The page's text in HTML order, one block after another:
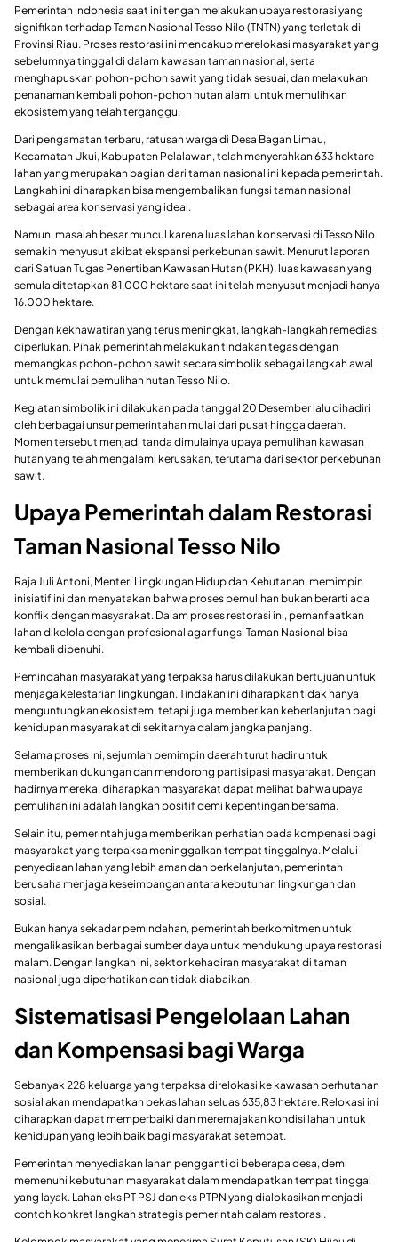
Pemerintah Indonesia saat ini tengah melakukan upaya restorasi yang
signifikan terhadap Taman Nasional Tesso Nilo (TNTN) yang terletak di
Provinsi Riau. Proses restorasi ini mencakup merelokasi masyarakat yang
sebelumnya tinggal di dalam kawasan taman nasional, serta
menghapuskan pohon-pohon sawit yang tidak sesuai, dan melakukan
penanaman kembali pohon-pohon hutan alami untuk memulihkan
ekosistem yang telah terganggu.
Dari pengamatan terbaru, ratusan warga di Desa Bagan Limau,
Kecamatan Ukui, Kabupaten Pelalawan, telah menyerahkan 633 hektare
lahan yang merupakan bagian dari taman nasional ini kepada pemerintah.
Langkah ini diharapkan bisa mengembalikan fungsi taman nasional
sebagai area konservasi yang ideal.
Namun, masalah besar muncul karena luas lahan konservasi di Tesso Nilo
semakin menyusut akibat ekspansi perkebunan sawit. Menurut laporan
dari Satuan Tugas Penertiban Kawasan Hutan (PKH), luas kawasan yang
semula ditetapkan 81.000 hektare saat ini telah menyusut menjadi hanya
16.000 hektare.
Dengan kekhawatiran yang terus meningkat, langkah-langkah remediasi
diperlukan. Pihak pemerintah melakukan tindakan tegas dengan
memangkas pohon-pohon sawit secara simbolik sebagai langkah awal
untuk memulai pemulihan hutan Tesso Nilo.
Kegiatan simbolik ini dilakukan pada tanggal 20 Desember lalu dihadiri
oleh berbagai unsur pemerintahan mulai dari pusat hingga daerah.
Momen tersebut menjadi tanda dimulainya upaya pemulihan kawasan
hutan yang telah mengalami kerusakan, terutama dari sektor perkebunan
sawit.
Upaya Pemerintah dalam Restorasi
Taman Nasional Tesso Nilo
Raja Juli Antoni, Menteri Lingkungan Hidup dan Kehutanan, memimpin
inisiatif ini dan menyatakan bahwa proses pemulihan bukan berarti ada
konflik dengan masyarakat. Dalam proses restorasi ini, pemanfaatkan
lahan dikelola dengan profesional agar fungsi Taman Nasional bisa
kembali dipenuhi.
Pemindahan masyarakat yang terpaksa harus dilakukan bertujuan untuk
menjaga kelestarian lingkungan. Tindakan ini diharapkan tidak hanya
menguntungkan ekosistem, tetapi juga memberikan keberlanjutan bagi
kehidupan masyarakat di sekitarnya dalam jangka panjang.
Selama proses ini, sejumlah pemimpin daerah turut hadir untuk
memberikan dukungan dan mendorong partisipasi masyarakat. Dengan
hadirnya mereka, diharapkan masyarakat dapat melihat bahwa upaya
pemulihan ini adalah langkah positif demi kepentingan bersama.
Selain itu, pemerintah juga memberikan perhatian pada kompenasi bagi
masyarakat yang terpaksa meninggalkan tempat tinggalnya. Melalui
penyediaan lahan yang lebih aman dan berkelanjutan, pemerintah
berusaha menjaga keseimbangan antara kebutuhan lingkungan dan
sosial.
Bukan hanya sekadar pemindahan, pemerintah berkomitmen untuk
mengalikasikan berbagai sumber daya untuk mendukung upaya restorasi
malam. Dengan langkah ini, sektor kehadiran masyarakat di taman
nasional juga diperhatikan dan tidak diabaikan.
Sistematisasi Pengelolaan Lahan
dan Kompensasi bagi Warga
Sebanyak 228 keluarga yang terpaksa direlokasi ke kawasan perhutanan
sosial akan mendapatkan bekas lahan seluas 635,83 hektare. Relokasi ini
diharapkan dapat memperbaiki dan meremajakan kondisi lahan untuk
kehidupan yang lebih baik bagi masyarakat setempat.
Pemerintah menyediakan lahan pengganti di beberapa desa, demi
memenuhi kebutuhan masyarakat dalam mendapatkan tempat tinggal
yang layak. Lahan eks PT PSJ dan eks PTPN yang dialokasikan menjadi
contoh konkret langkah strategis pemerintah dalam restorasi.